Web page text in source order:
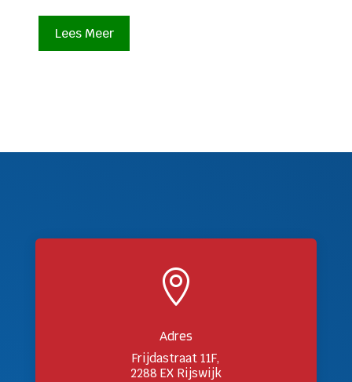
Lees Meer

Adres
Frijdastraat 11F,
2288 EX Rijswijk